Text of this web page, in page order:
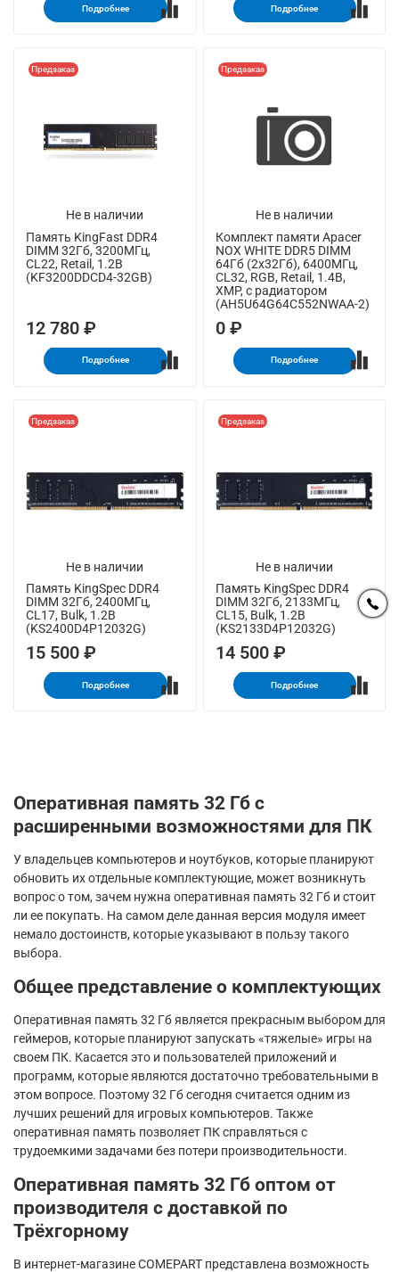
Подробнее Подробнее
Не в наличии
Предзаказ
Память KingFast DDR4
DIMM 32Гб, 3200МГц,
CL22, Retail, 1.2В
(KF3200DDCD4-32GB)
12 780 ₽
Подробнее
Не в наличии
Предзаказ
Комплект памяти Apacer
NOX WHITE DDR5 DIMM
64Гб (2х32Гб), 6400МГц,
CL32, RGB, Retail, 1.4В,
XMP, с радиатором
(AH5U64G64C552NWAA-2)
0 ₽
Подробнее
Не в наличии
Предзаказ
Память KingSpec DDR4
DIMM 32Гб, 2400МГц,
CL17, Bulk, 1.2В
(KS2400D4P12032G)
15 500 ₽
Подробнее
Не в наличии
Предзаказ
Память KingSpec DDR4
DIMM 32Гб, 2133МГц,
CL15, Bulk, 1.2В
(KS2133D4P12032G)
14 500 ₽
Подробнее
Оперативная память 32 Гб с
расширенными возможностями для ПК
У владельцев компьютеров и ноутбуков, которые планируют
обновить их отдельные комплектующие, может возникнуть
вопрос о том, зачем нужна оперативная память 32 Гб и стоит
ли ее покупать. На самом деле данная версия модуля имеет
немало достоинств, которые указывают в пользу такого
выбора.
Общее представление о комплектующих
Оперативная память 32 Гб является прекрасным выбором для
геймеров, которые планируют запускать «тяжелые» игры на
своем ПК. Касается это и пользователей приложений и
программ, которые являются достаточно требовательными в
этом вопросе. Поэтому 32 Гб сегодня считается одним из
лучших решений для игровых компьютеров. Также
оперативная память позволяет ПК справляться с
трудоемкими задачами без потери производительности.
Оперативная память 32 Гб оптом от
производителя с доставкой по
Трёхгорному
В интернет-магазине COMEPART представлена возможность